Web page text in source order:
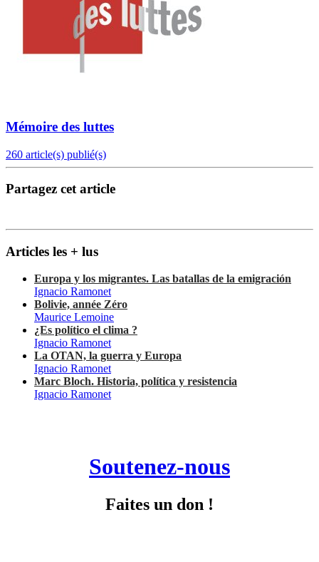
Mémoire des luttes
260 article(s) publié(s)
Partagez cet article
Articles les + lus
Europa y los migrantes. Las batallas de la emigración
Ignacio Ramonet
Bolivie, année Zéro
Maurice Lemoine
¿Es político el clima ?
Ignacio Ramonet
La OTAN, la guerra y Europa
Ignacio Ramonet
Marc Bloch. Historia, política y resistencia
Ignacio Ramonet
Soutenez-nous
Faites un don !